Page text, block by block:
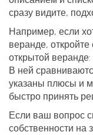
сразу видите,
Например, если
веранде,
открытой
В ней
указаны плюсы и
быстро принять
Если ваш вопрос
собственности на